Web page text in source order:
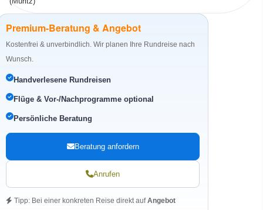
Premium-Beratung & Angebot
Kostenfrei & unverbindlich. Wir planen Ihre Rundreise nach
Wunsch.
Handverlesene Rundreisen
Flüge & Vor-/Nachprogramme optional
Persönliche Beratung
Beratung anfordern
Anrufen
Tipp: Bei einer konkreten Reise direkt aufAngebot